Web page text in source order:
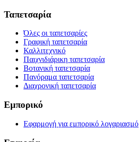
Ταπετσαρία
Όλες οι ταπετσαρίες
Γραφική ταπετσαρία
Καλλιτεχνικό
Παιχνιδιάρικη ταπετσαρία
Βοτανική ταπετσαρία
Πανόραμα ταπετσαρία
Διαχρονική ταπετσαρία
Εμπορικό
Εφαρμογή για εμπορικό λογαριασμό